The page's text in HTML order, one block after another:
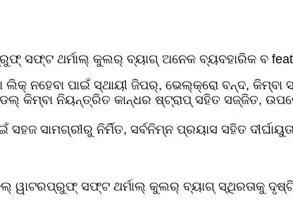
ସଫ୍ଟ ଥର୍ମାଲ୍ କୁଲର୍ ବ୍ୟାଗ୍ ଅନେକ ବ୍ୟବହାରିକ ବ
ନହେବା ପାଇଁ ସ୍ଥାୟୀ ଜିପର୍, ଭେଲ୍କ୍ରୋ ବନ୍ଦ, କିମ୍ବା
କିମ୍ବା ନିୟନ୍ତ୍ରିତ କାନ୍ଧର ଷ୍ଟ୍ରାପ୍ ସହିତ ସଜ୍ଜିତ,
ସାମଗ୍ରୀରୁ ନିର୍ମିତ, ସର୍ବନିମ୍ନ ପ୍ରୟାସ ସହିତ
ୱାଟରପ୍ରୁଫ୍ ସଫ୍ଟ ଥର୍ମାଲ୍ କୁଲର୍ ବ୍ୟାଗ୍ ସ୍ଥିରତାକୁ